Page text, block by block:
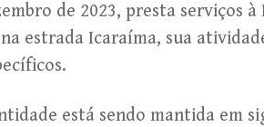
de 2023, presta serviços
estrada Icaraíma, sua
está sendo mantida em